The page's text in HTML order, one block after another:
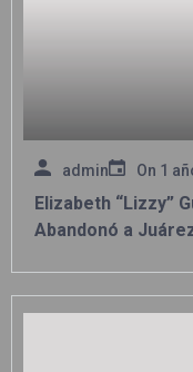
admin On 1
Elizabeth “Lizzy”
Abandonó a